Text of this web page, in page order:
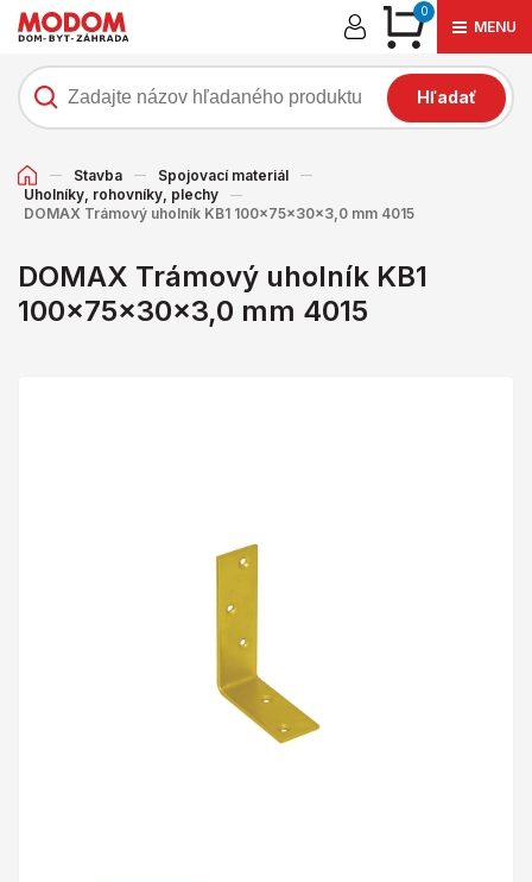
0
MENU
Hľadať
Stavba
Spojovací materiál
Uholníky, rohovníky, plechy
DOMAX Trámový uholník KB1 100x75x30x3,0 mm 4015
DOMAX Trámový uholník KB1
100x75x30x3,0 mm 4015